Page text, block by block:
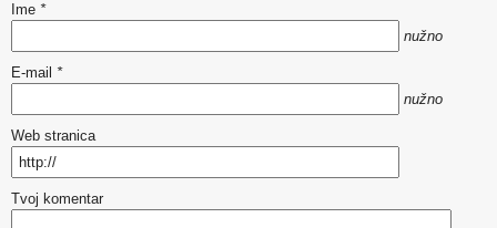
Ime *
nužno
E-mail *
nužno
Web stranica
Tvoj komentar